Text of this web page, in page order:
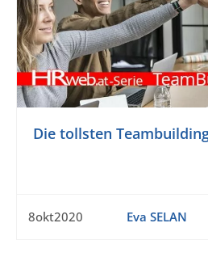
Die tollsten
8okt2020 Eva SELAN